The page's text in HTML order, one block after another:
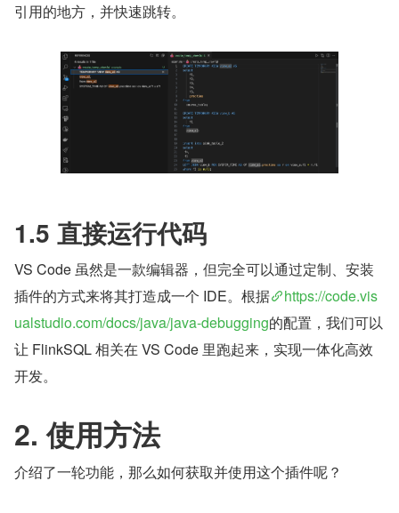
引用的地方，并快速跳转。
1.5 直接运行代码
VS Code 虽然是一款编辑器，但完全可以通过定制、安装
插件的方式来将其打造成一个 IDE。根据
https://code.vis
ualstudio.com/docs/java/java-debugging的配置，我们可以
让 FlinkSQL 相关在 VS Code 里跑起来，实现一体化高效
开发。
2. 使用方法
介绍了一轮功能，那么如何获取并使用这个插件呢？